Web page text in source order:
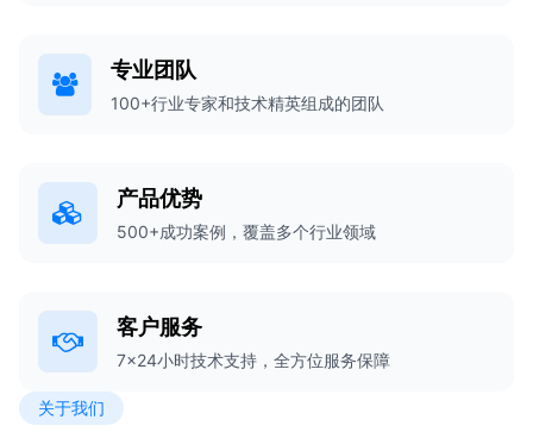
专业团队
100+行业专家和技术精英组成的团队
产品优势
500+成功案例，覆盖多个行业领域
客户服务
7×24小时技术支持，全方位服务保障
关于我们